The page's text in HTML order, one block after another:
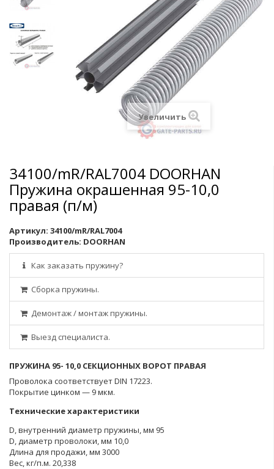
Увеличить
34100/mR/RAL7004 DOORHAN
Пружина окрашенная 95-10,0
правая (п/м)
Артикул: 34100/mR/RAL7004
Производитель: DOORHAN
Как заказать пружину?
Сборка пружины.
Демонтаж / монтаж пружины.
Выезд специалиста.
ПРУЖИНА 95- 10,0 СЕКЦИОННЫХ ВОРОТ ПРАВАЯ
Проволока соответствует DIN 17223.
Покрытие цинком — 9 мкм.
Технические характеристики
D, внутренний диаметр пружины, мм 95
D, диаметр проволоки, мм 10,0
Длина для продажи, мм 3000
Вес, кг/п.м. 20,338